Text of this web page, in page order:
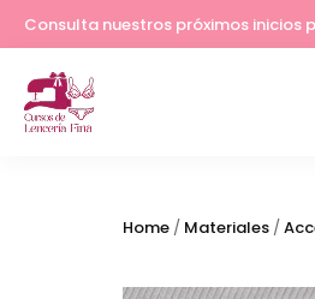
Consulta nuestros próximos inicios
Lleva tu costura a otro nivel
Home / Materiales /